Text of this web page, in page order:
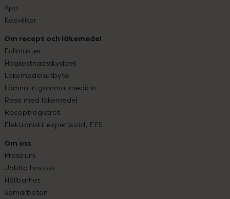
App
Köpvillkor
Om recept och läkemedel
Fullmakter
Högkostnadsskyddet
Läkemedelsutbyte
Lämna in gammal medicin
Resa med läkemedel
Receptregistret
Elektroniskt expertstöd, EES
Om oss
Pressrum
Jobba hos oss
Hållbarhet
Samarbeten